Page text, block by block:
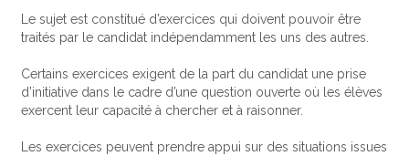
Le sujet est constitué d’exercices qui doivent pouvoir être
traités par le candidat indépendamment les uns des autres.
Certains exercices exigent de la part du candidat une prise
d’initiative dans le cadre d’une question ouverte où les élèves
exercent leur capacité à chercher et à raisonner.
Les exercices peuvent prendre appui sur des situations issues